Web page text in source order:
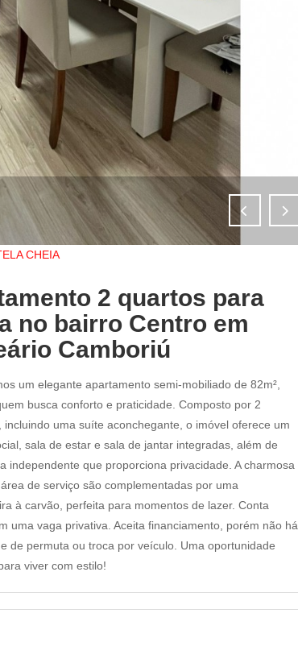
CHEIA
2 quartos para
no bairro Centro em
Camboriú
um elegante apartamento semi-mobiliado de 82m²,
busca conforto e praticidade. Composto por 2
incluindo uma suíte aconchegante, o imóvel oferece um
sala de estar e sala de jantar integradas, além de
independente que proporciona privacidade. A charmosa
de serviço são complementadas por uma
à carvão, perfeita para momentos de lazer. Conta
uma vaga privativa. Aceita financiamento, porém não há
de permuta ou troca por veículo. Uma oportunidade
viver com estilo!